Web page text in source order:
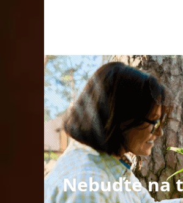
Nebuďte na